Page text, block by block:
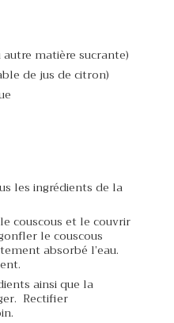
matière sucrante)
de jus de citron)
les ingrédients de la
couscous et le couvrir
le couscous
absorbé l’eau.
ainsi que la
Rectifier